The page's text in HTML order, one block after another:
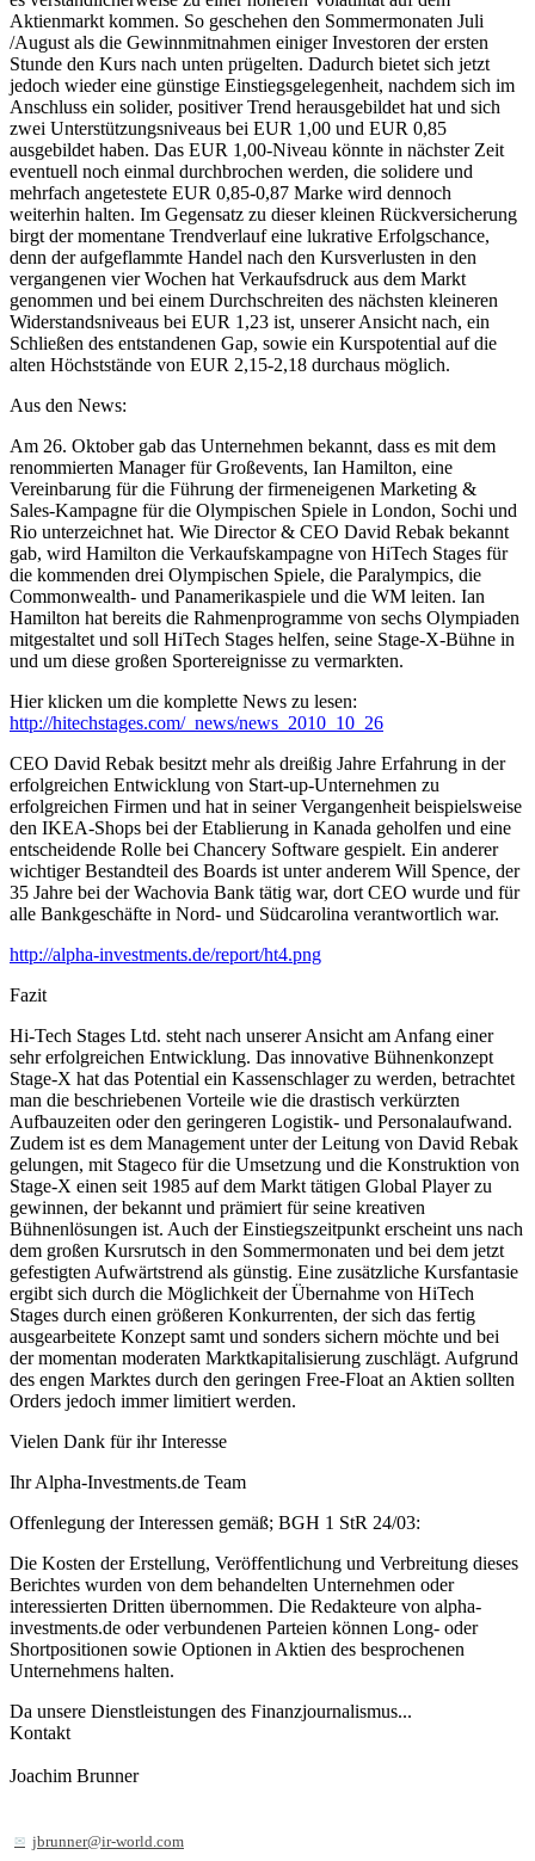
Aktienmarkt kommen. So geschehen den Sommermonaten Juli
/August als die Gewinnmitnahmen einiger Investoren der ersten
Stunde den Kurs nach unten prügelten. Dadurch bietet sich jetzt
jedoch wieder eine günstige Einstiegsgelegenheit, nachdem sich im
Anschluss ein solider, positiver Trend herausgebildet hat und sich
zwei Unterstützungsniveaus bei EUR 1,00 und EUR 0,85
ausgebildet haben. Das EUR 1,00-Niveau könnte in nächster Zeit
eventuell noch einmal durchbrochen werden, die solidere und
mehrfach angetestete EUR 0,85-0,87 Marke wird dennoch
weiterhin halten. Im Gegensatz zu dieser kleinen Rückversicherung
birgt der momentane Trendverlauf eine lukrative Erfolgschance,
denn der aufgeflammte Handel nach den Kursverlusten in den
vergangenen vier Wochen hat Verkaufsdruck aus dem Markt
genommen und bei einem Durchschreiten des nächsten kleineren
Widerstandsniveaus bei EUR 1,23 ist, unserer Ansicht nach, ein
Schließen des entstandenen Gap, sowie ein Kurspotential auf die
alten Höchststände von EUR 2,15-2,18 durchaus möglich.
Aus den News:
Am 26. Oktober gab das Unternehmen bekannt, dass es mit dem
renommierten Manager für Großevents, Ian Hamilton, eine
Vereinbarung für die Führung der firmeneigenen Marketing &
Sales-Kampagne für die Olympischen Spiele in London, Sochi und
Rio unterzeichnet hat. Wie Director & CEO David Rebak bekannt
gab, wird Hamilton die Verkaufskampagne von HiTech Stages für
die kommenden drei Olympischen Spiele, die Paralympics, die
Commonwealth- und Panamerikaspiele und die WM leiten. Ian
Hamilton hat bereits die Rahmenprogramme von sechs Olympiaden
mitgestaltet und soll HiTech Stages helfen, seine Stage-X-Bühne in
und um diese großen Sportereignisse zu vermarkten.
Hier klicken um die komplette News zu lesen:
http://hitechstages.com/_news/news_2010_10_26
CEO David Rebak besitzt mehr als dreißig Jahre Erfahrung in der
erfolgreichen Entwicklung von Start-up-Unternehmen zu
erfolgreichen Firmen und hat in seiner Vergangenheit beispielsweise
den IKEA-Shops bei der Etablierung in Kanada geholfen und eine
entscheidende Rolle bei Chancery Software gespielt. Ein anderer
wichtiger Bestandteil des Boards ist unter anderem Will Spence, der
35 Jahre bei der Wachovia Bank tätig war, dort CEO wurde und für
alle Bankgeschäfte in Nord- und Südcarolina verantwortlich war.
http://alpha-investments.de/report/ht4.png
Fazit
Hi-Tech Stages Ltd. steht nach unserer Ansicht am Anfang einer
sehr erfolgreichen Entwicklung. Das innovative Bühnenkonzept
Stage-X hat das Potential ein Kassenschlager zu werden, betrachtet
man die beschriebenen Vorteile wie die drastisch verkürzten
Aufbauzeiten oder den geringeren Logistik- und Personalaufwand.
Zudem ist es dem Management unter der Leitung von David Rebak
gelungen, mit Stageco für die Umsetzung und die Konstruktion von
Stage-X einen seit 1985 auf dem Markt tätigen Global Player zu
gewinnen, der bekannt und prämiert für seine kreativen
Bühnenlösungen ist. Auch der Einstiegszeitpunkt erscheint uns nach
dem großen Kursrutsch in den Sommermonaten und bei dem jetzt
gefestigten Aufwärtstrend als günstig. Eine zusätzliche Kursfantasie
ergibt sich durch die Möglichkeit der Übernahme von HiTech
Stages durch einen größeren Konkurrenten, der sich das fertig
ausgearbeitete Konzept samt und sonders sichern möchte und bei
der momentan moderaten Marktkapitalisierung zuschlägt. Aufgrund
des engen Marktes durch den geringen Free-Float an Aktien sollten
Orders jedoch immer limitiert werden.
Vielen Dank für ihr Interesse
Ihr Alpha-Investments.de Team
Offenlegung der Interessen gemäß; BGH 1 StR 24/03:
Die Kosten der Erstellung, Veröffentlichung und Verbreitung dieses
Berichtes wurden von dem behandelten Unternehmen oder
interessierten Dritten übernommen. Die Redakteure von alpha-
investments.de oder verbundenen Parteien können Long- oder
Shortpositionen sowie Optionen in Aktien des besprochenen
Unternehmens halten.
Da unsere Dienstleistungen des Finanzjournalismus...
Kontakt
Joachim Brunner
jbrunner@ir-world.com